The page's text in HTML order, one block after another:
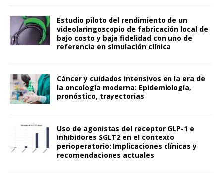
Estudio piloto del rendimiento de un
videolaringoscopio de fabricación local de
bajo costo y baja fidelidad con uno de
referencia en simulación clínica
Cáncer y cuidados intensivos en la era de
la oncología moderna: Epidemiología,
pronóstico, trayectorias
Uso de agonistas del receptor GLP-1 e
inhibidores SGLT2 en el contexto
perioperatorio: Implicaciones clínicas y
recomendaciones actuales